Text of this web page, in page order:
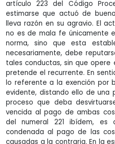
artículo 223 del Código
estimarse que actuó de
lleva razón en su agravio. El
no es de mala fe únicamente
norma, sino que esta
necesariamente, debe
tales conductas, sin que
pretende el recurrente. En
lo referente a la exención por
evidente, distando ello de una
proceso que deba
vencida al pago de ambas
del numeral 221 ibídem,
condenada al pago de las
causadas a la contraria. En la